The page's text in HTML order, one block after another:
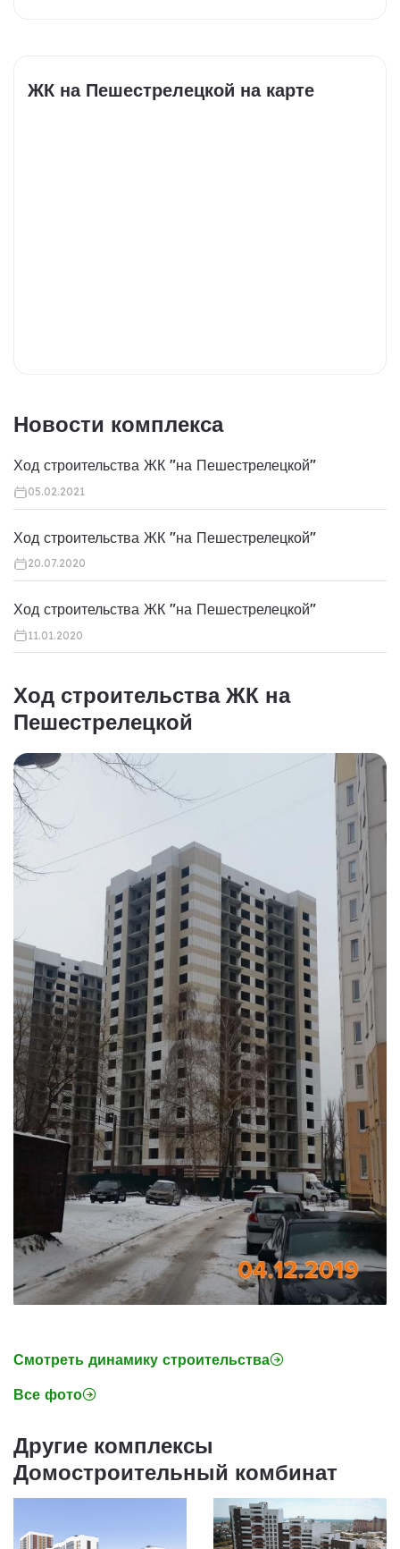
ЖК на Пешестрелецкой на карте
Новости комплекса
Ход строительства ЖК "на Пешестрелецкой"
05.02.2021
Ход строительства ЖК "на Пешестрелецкой"
20.07.2020
Ход строительства ЖК "на Пешестрелецкой"
11.01.2020
Ход строительства ЖК на
Пешестрелецкой
Смотреть динамику строительства
Все фото
Другие комплексы
Домостроительный комбинат